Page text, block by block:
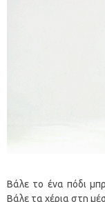
Βάλε το ένα πόδι
Βάλε τα χέρια στη